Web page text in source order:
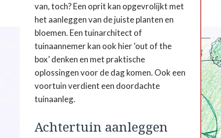
van, toch? Een oprit kan opgevrolijkt met
het aanleggen van de juiste planten en
bloemen. Een tuinarchitect of
tuinaannemer kan ook hier ‘out of the
box’ denken en met praktische
oplossingen voor de dag komen. Ook een
voortuin verdient een doordachte
tuinaanleg.
Achtertuin aanleggen